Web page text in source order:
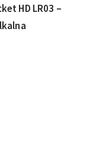
HD LR03 –